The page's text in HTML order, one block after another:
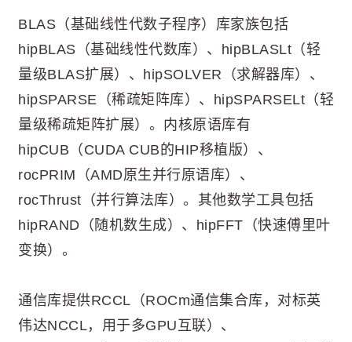
BLAS（基础线性代数子程序）库家族包括
hipBLAS（基础线性代数库）、hipBLASLt（轻
量级BLAS扩展）、hipSOLVER（求解器库）、
hipSPARSE（稀疏矩阵库）、hipSPARSELt（轻
量级稀疏矩阵扩展）。内核原语库有
hipCUB（CUDA CUB的HIP移植版）、
rocPRIM（AMD原生并行原语库）、
rocThrust（并行算法库）。其他数学工具包括
hipRAND（随机数生成）、hipFFT（快速傅里叶
变换）。
通信库提供RCCL（ROCm通信集合库，对标英
伟达NCCL，用于多GPU互联）、